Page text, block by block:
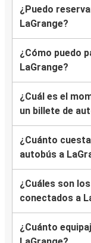
¿Puedo
LaGrange?
¿Cómo puedo
LaGrange?
¿Cuál es el
un billete de
¿Cuánto
autobús a
¿Cuáles son
conectados a
¿Cuánto